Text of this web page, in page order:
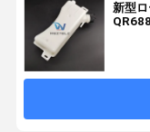
新型